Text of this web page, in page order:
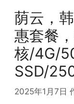
荫云，
惠套餐
核/4G/
SSD/
2025年1月7日